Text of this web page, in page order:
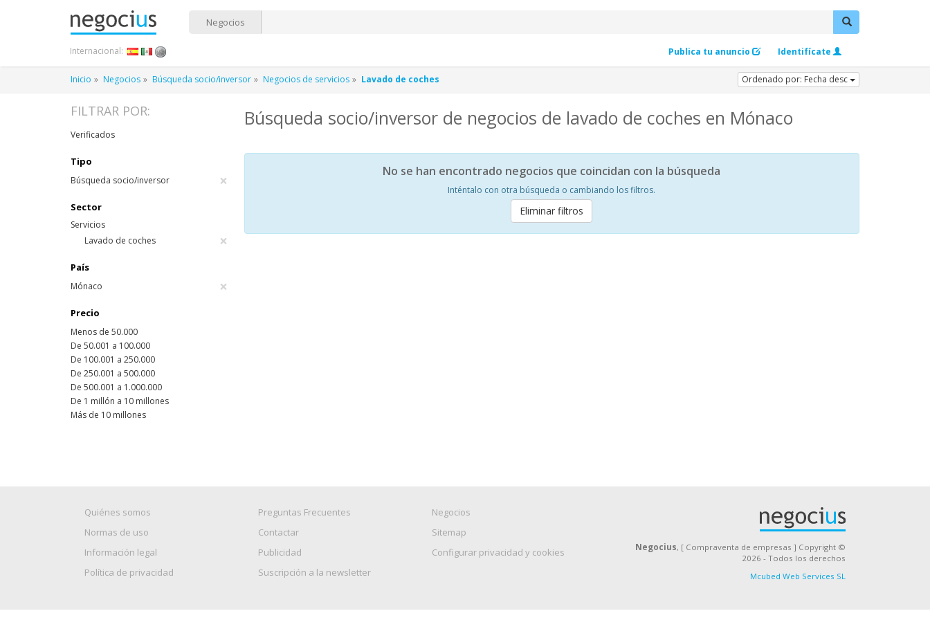
Negocios
Publica tu anuncio Identifícate
Internacional:
Inicio Negocios Búsqueda socio/inversor Negocios de servicios Lavado de coches Ordenado por: Fecha desc
Búsqueda socio/inversor de negocios de lavado de coches en Mónaco
No se han encontrado negocios que coincidan con la búsqueda
Inténtalo con otra búsqueda o cambiando los filtros.
Eliminar filtros
FILTRAR POR:
Verificados
Tipo
Búsqueda socio/inversor ×
Sector
Servicios
Lavado de coches
×
País
Mónaco ×
Precio
Menos de 50.000
De 50.001 a 100.000
De 100.001 a 250.000
De 250.001 a 500.000
De 500.001 a 1.000.000
De 1 millón a 10 millones
Más de 10 millones
Quiénes somos
Normas de uso
Información legal
Política de privacidad
Preguntas Frecuentes
Contactar
Publicidad
Suscripción a la newsletter
Negocios
Sitemap
Configurar privacidad y cookies
Negocius, [ Compraventa de empresas ] Copyright ©
2026 - Todos los derechos
Mcubed Web Services SL